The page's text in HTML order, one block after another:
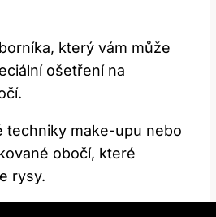
který vám může
ošetření na
techniky make-upu nebo
obočí, které
rysy.